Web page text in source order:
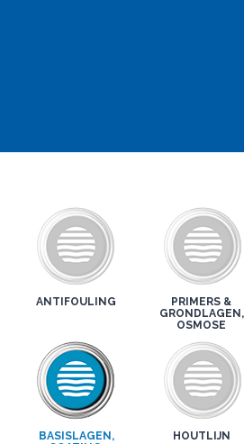
ANTIFOULING
PRIMERS &
GRONDLAGEN,
OSMOSE
BASISLAGEN,
HOUTLIJN